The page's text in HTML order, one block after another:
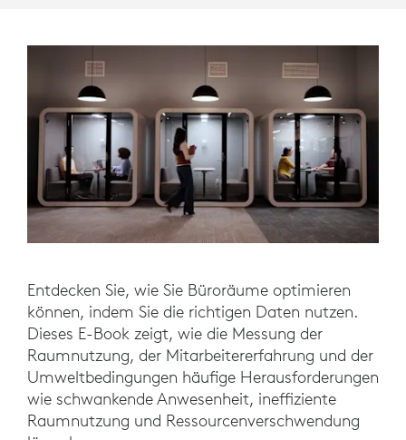
Entdecken Sie, wie Sie Büroräume optimieren
können, indem Sie die richtigen Daten nutzen.
Dieses E-Book zeigt, wie die Messung der
Raumnutzung, der Mitarbeitererfahrung und der
Umweltbedingungen häufige Herausforderungen
wie schwankende Anwesenheit, ineffiziente
Raumnutzung und Ressourcenverschwendung